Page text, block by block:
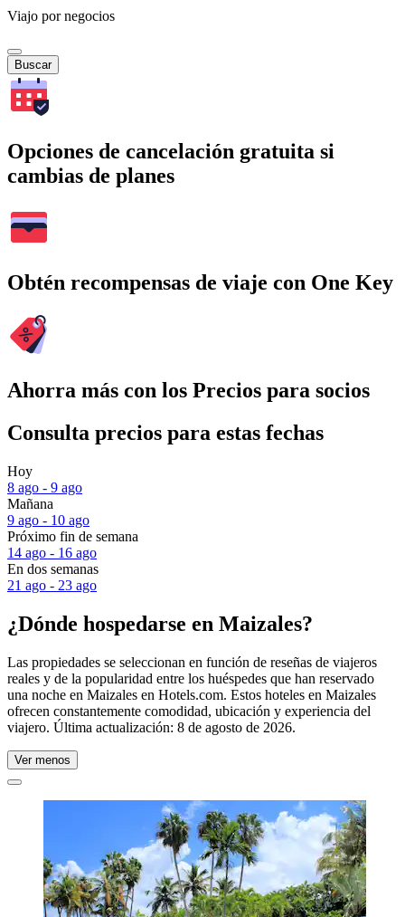
Viajo por negocios
Buscar
Opciones de cancelación gratuita si
cambias de planes
Obtén recompensas de viaje con One Key
Ahorra más con los Precios para socios
Consulta precios para estas fechas
Hoy
8 ago - 9 ago
Mañana
9 ago - 10 ago
Próximo fin de semana
14 ago - 16 ago
En dos semanas
21 ago - 23 ago
¿Dónde hospedarse en Maizales?
Las propiedades se seleccionan en función de reseñas de viajeros
reales y de la popularidad entre los huéspedes que han reservado
una noche en Maizales en Hotels.com. Estos hoteles en Maizales
ofrecen constantemente comodidad, ubicación y experiencia del
viajero. Última actualización: 8 de agosto de 2026.
Ver menos